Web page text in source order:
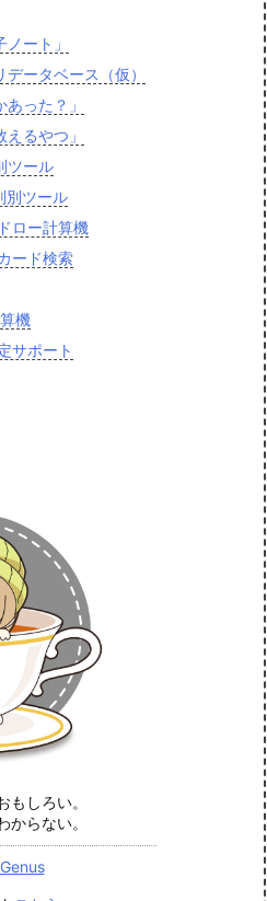
ート」
ータベース（仮）
った？」
るやつ」
ツール
別ツール
ロー計算機
ード検索
機
サポート
もしろい。
からない。